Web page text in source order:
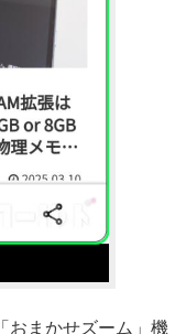
おまかせズーム」機